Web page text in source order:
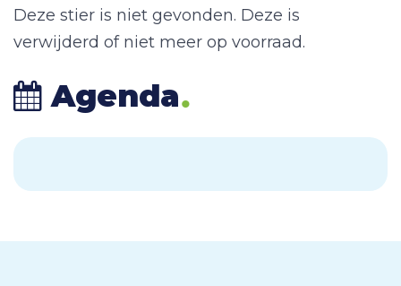
Deze stier is niet gevonden. Deze is
verwijderd of niet meer op voorraad.
Agenda.